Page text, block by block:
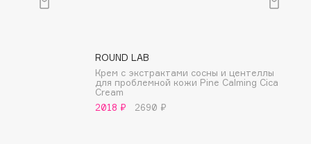
ROUND LAB
Крем с экстрактами сосны и центеллы
для проблемной кожи Pine Calming Cica
Cream
2018 ₽
2690 ₽